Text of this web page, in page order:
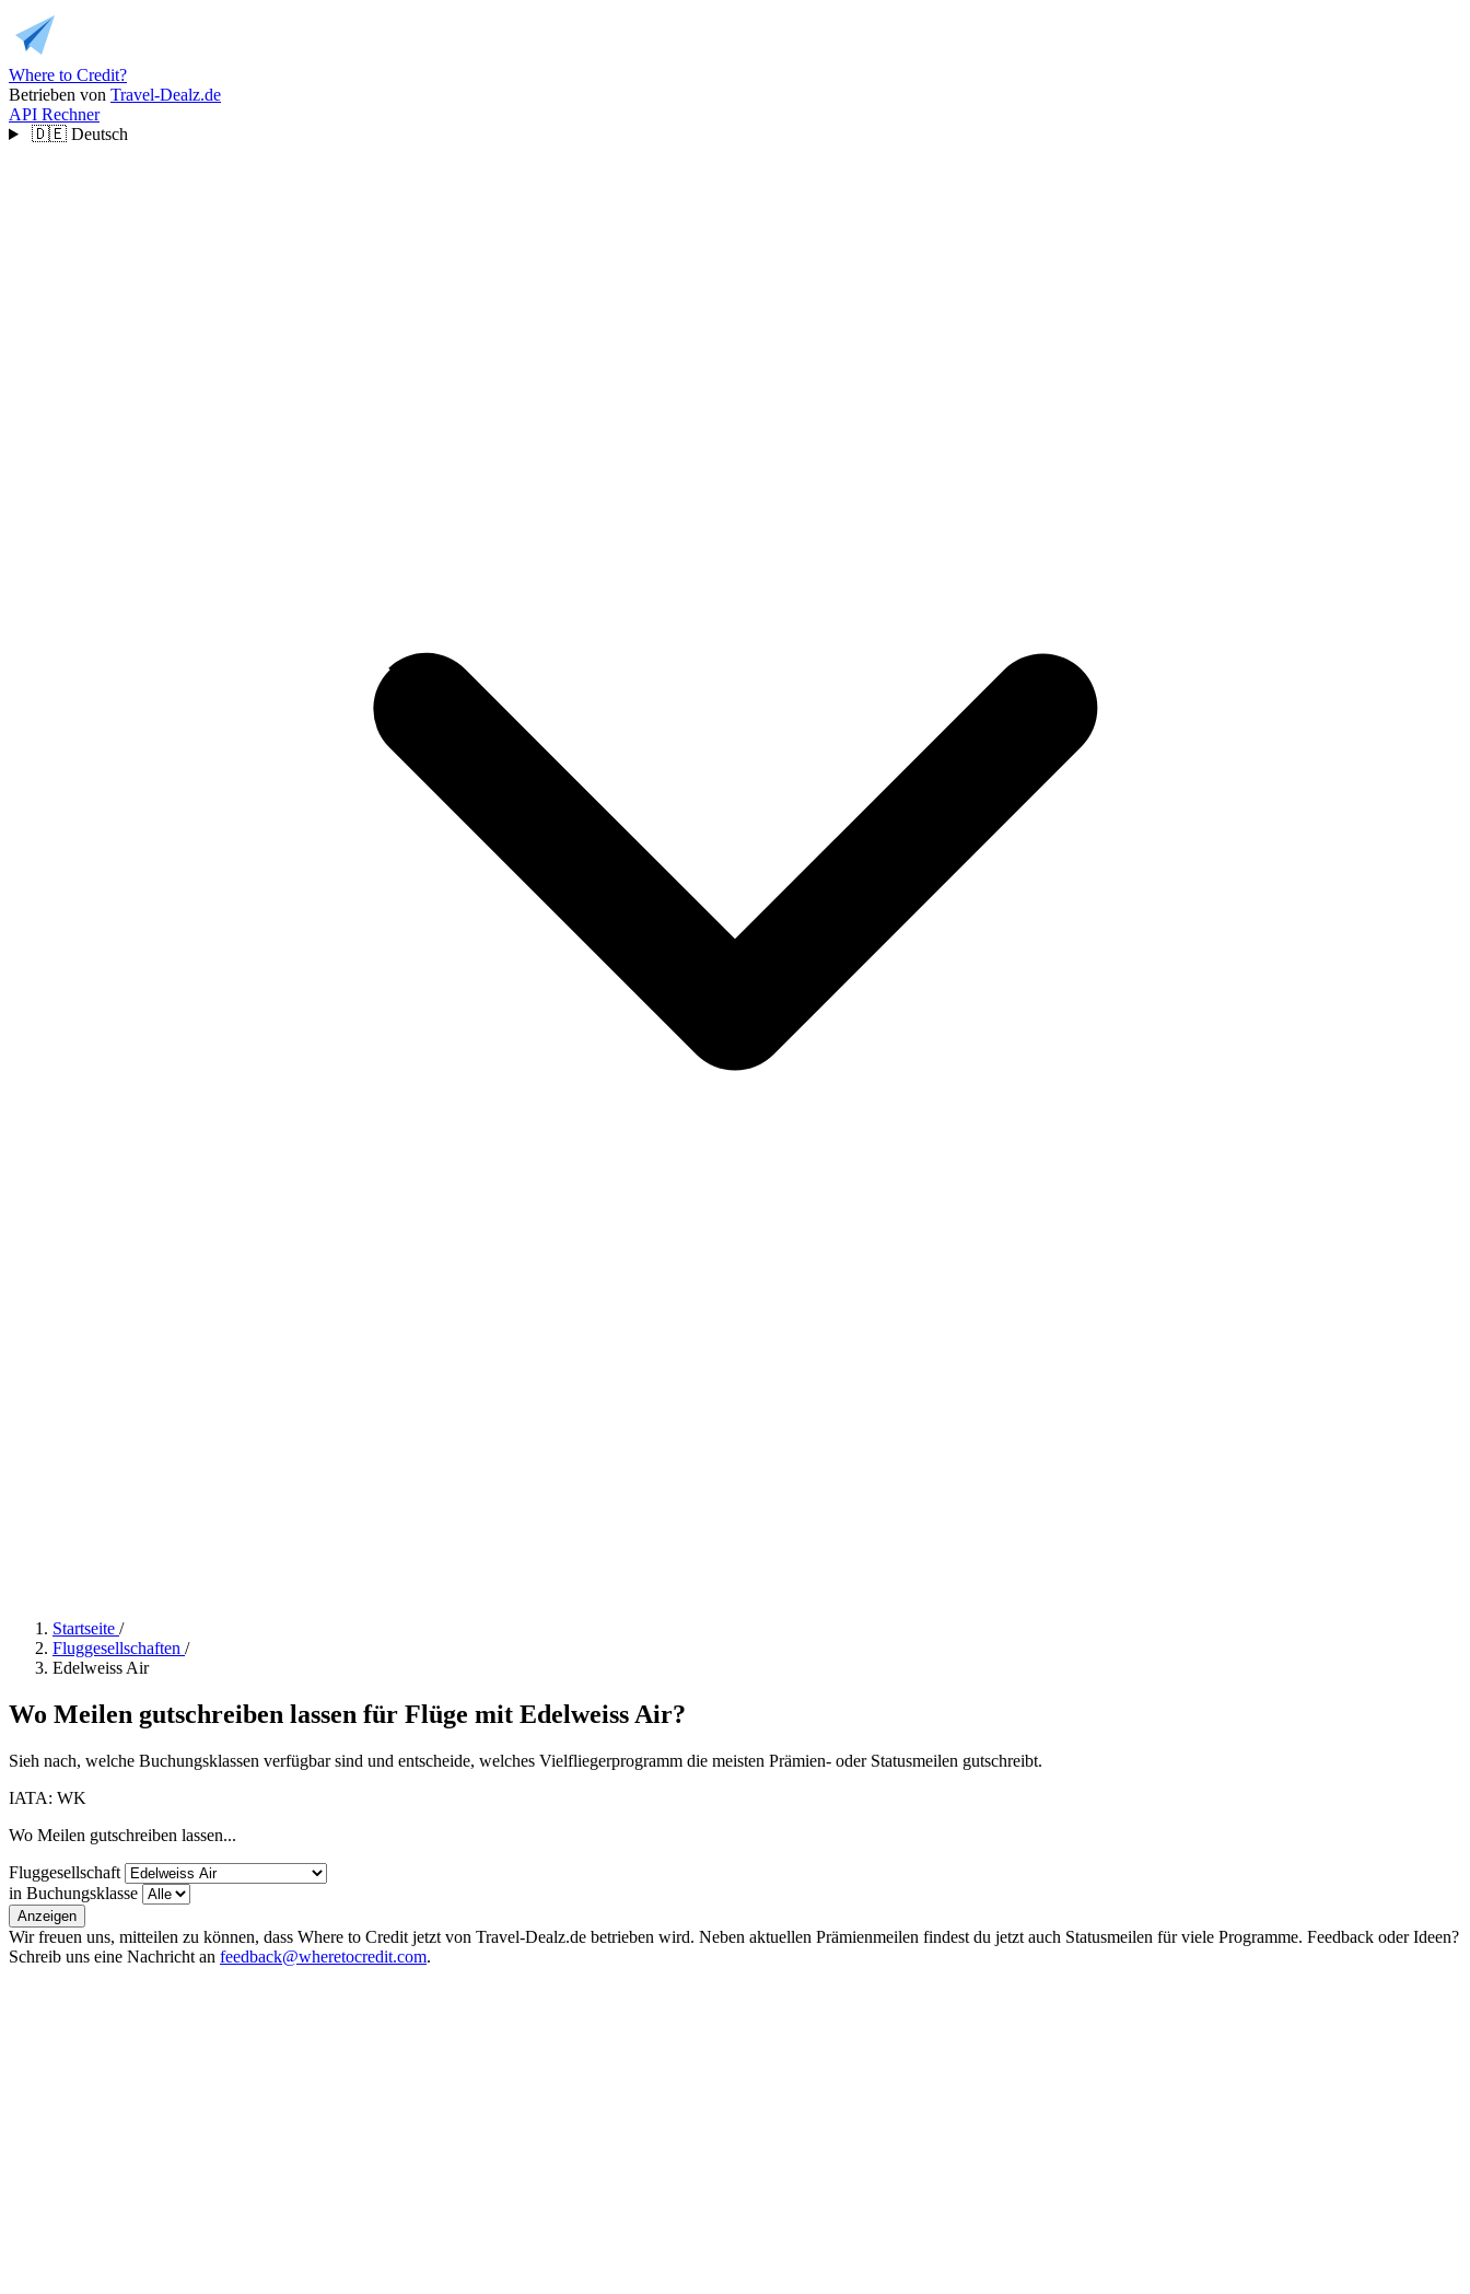
Where to Credit?
Betrieben von Travel-Dealz.de
API Rechner
🇩🇪 Deutsch
Startseite /
Fluggesellschaften /
Edelweiss Air
Wo Meilen gutschreiben lassen für Flüge mit Edelweiss Air?
Sieh nach, welche Buchungsklassen verfügbar sind und entscheide, welches Vielfliegerprogramm die meisten Prämien- oder Statusmeilen gutschreibt.
IATA: WK
Wo Meilen gutschreiben lassen...
Fluggesellschaft
in Buchungsklasse
Anzeigen
Wir freuen uns, mitteilen zu können, dass Where to Credit jetzt von Travel-Dealz.de betrieben wird. Neben aktuellen Prämienmeilen findest du jetzt auch Statusmeilen für viele Programme. Feedback oder Ideen?
Schreib uns eine Nachricht an feedback@wheretocredit.com.